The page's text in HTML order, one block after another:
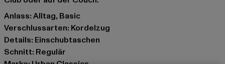
Anlass: Alltag, Basic
Verschlussarten: Kordelzug
Details: Einschubtaschen
Schnitt: Regulär